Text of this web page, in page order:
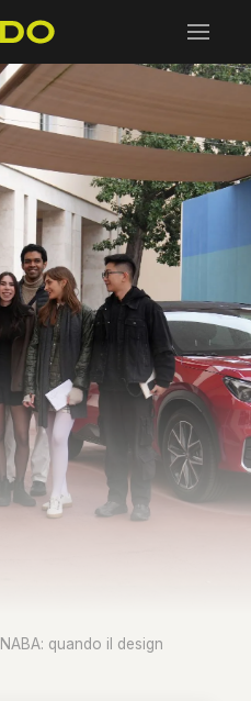
NABA: quando il design